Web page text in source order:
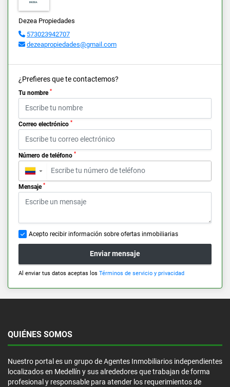
Dezea Propiedades
573023942707
dezeapropiedades@gmail.com
¿Prefieres que te contactemos?
Tu nombre *
Correo electrónico *
Número de teléfono *
▼
Mensaje *
Acepto recibir información sobre ofertas inmobiliarias
Enviar mensaje
Al enviar tus datos aceptas los Términos de servicio y privacidad
QUIÉNES SOMOS
Nuestro portal es un grupo de Agentes Inmobiliarios independientes
localizados en Medellín y sus alrededores que trabajan de forma
profesional y responsable para atender los requerimientos de